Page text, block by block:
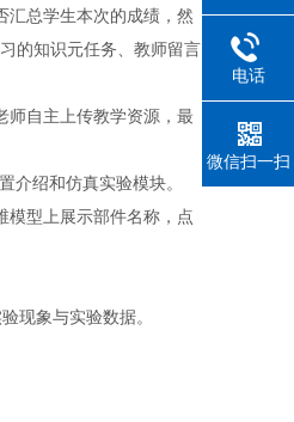
汇总学生本次的成绩，然
的知识元任务、教师留言
师自主上传教学资源，最
介绍和仿真实验模块。
模型上展示部件名称，点
现象与实验数据。
电话
微信扫一扫